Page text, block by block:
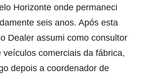
Horizonte onde permaneci
seis anos. Após esta
Dealer assumi como consultor
veículos comerciais da fábrica,
depois a coordenador de